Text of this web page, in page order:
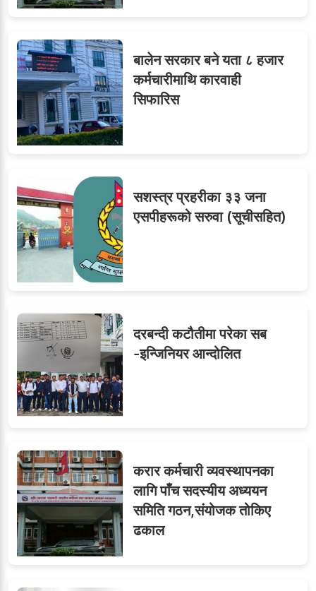
९र दुई लेखापढी व्यवसायी ३ लाख
घुससहित पक्राउ
बालेन सरकार बने यता ८ हजार
कर्मचारीमाथि कारवाही
सिफारिस
सशस्त्र प्रहरीका ३३ जना
एसपीहरूको सरुवा (सूचीसहित)
दरबन्दी कटौतीमा परेका सब
-इन्जिनियर आन्दोलित
करार कर्मचारी व्यवस्थापनका
लागि पाँच सदस्यीय अध्ययन
समिति गठन,संयोजक तोकिए
ढकाल